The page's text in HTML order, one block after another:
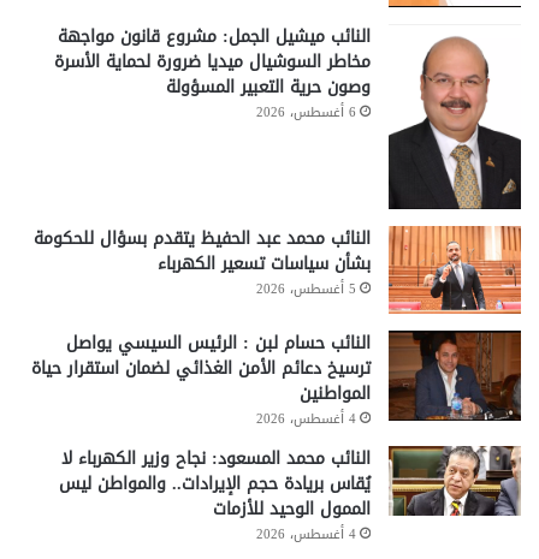
النائب ميشيل الجمل: مشروع قانون مواجهة
مخاطر السوشيال ميديا ضرورة لحماية الأسرة
وصون حرية التعبير المسؤولة
6 أغسطس، 2026
النائب محمد عبد الحفيظ يتقدم بسؤال للحكومة
بشأن سياسات تسعير الكهرباء
5 أغسطس، 2026
النائب حسام لبن : الرئيس السيسي يواصل
ترسيخ دعائم الأمن الغذائي لضمان استقرار حياة
المواطنين
4 أغسطس، 2026
النائب محمد المسعود: نجاح وزير الكهرباء لا
يُقاس بريادة حجم الإيرادات.. والمواطن ليس
الممول الوحيد للأزمات
4 أغسطس، 2026